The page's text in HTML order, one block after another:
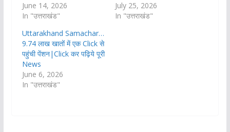
June 14, 2026
In "उत्तराखंड"
July 25, 2026
In "उत्तराखंड"
Uttarakhand Samachar…
9.74 लाख खातों में एक Click से
पहुंची पेंशन|Click कर पढ़िये पूरी
News
June 6, 2026
In "उत्तराखंड"